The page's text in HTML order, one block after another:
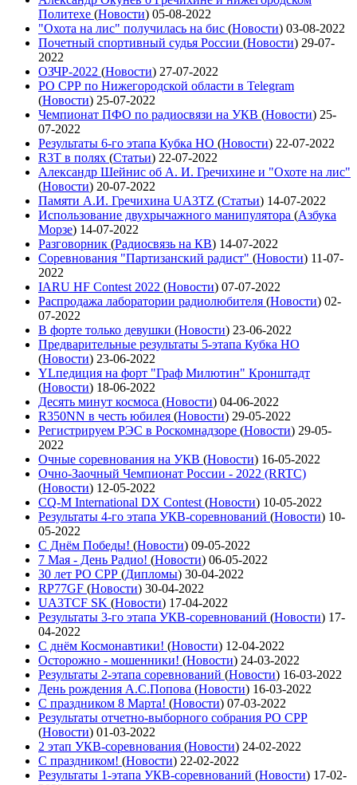
Политехе (Новости) 05-08-2022
"Охота на лис" получилась на бис (Новости) 03-08-2022
Почетный спортивный судья России (Новости) 29-07-
2022
ОЗЧР-2022 (Новости) 27-07-2022
РО СРР по Нижегородской области в Telegram
(Новости) 25-07-2022
Чемпионат ПФО по радиосвязи на УКВ (Новости) 25-
07-2022
Результаты 6-го этапа Кубка НО (Новости) 22-07-2022
R3T в полях (Статьи) 22-07-2022
Александр Шейнис об А. И. Гречихине и "Охоте на лис"
(Новости) 20-07-2022
Памяти А.И. Гречихина UA3TZ (Статьи) 14-07-2022
Использование двухрычажного манипулятора (Азбука
Морзе) 14-07-2022
Разговорник (Радиосвязь на КВ) 14-07-2022
Соревнования "Партизанский радист" (Новости) 11-07-
2022
IARU HF Contest 2022 (Новости) 07-07-2022
Распродажа лаборатории радиолюбителя (Новости) 02-
07-2022
В форте только девушки (Новости) 23-06-2022
Предварительные результаты 5-этапа Кубка НО
(Новости) 23-06-2022
YLпедиция на форт "Граф Милютин" Кронштадт
(Новости) 18-06-2022
Десять минут космоса (Новости) 04-06-2022
R350NN в честь юбилея (Новости) 29-05-2022
Регистрируем РЭС в Роскомнадзоре (Новости) 29-05-
2022
Очные соревнования на УКВ (Новости) 16-05-2022
Очно-Заочный Чемпионат России - 2022 (RRTC)
(Новости) 12-05-2022
CQ-M International DX Contest (Новости) 10-05-2022
Результаты 4-го этапа УКВ-соревнований (Новости) 10-
05-2022
С Днём Победы! (Новости) 09-05-2022
7 Мая - День Радио! (Новости) 06-05-2022
30 лет РО СРР (Дипломы) 30-04-2022
RP77GF (Новости) 30-04-2022
UA3TCF SK (Новости) 17-04-2022
Результаты 3-го этапа УКВ-соревнований (Новости) 17-
04-2022
С днём Космонавтики! (Новости) 12-04-2022
Осторожно - мошенники! (Новости) 24-03-2022
Результаты 2-этапа соревнований (Новости) 16-03-2022
День рождения А.С.Попова (Новости) 16-03-2022
С праздником 8 Марта! (Новости) 07-03-2022
Результаты отчетно-выборного собрания РО СРР
(Новости) 01-03-2022
2 этап УКВ-соревнования (Новости) 24-02-2022
С праздником! (Новости) 22-02-2022
Результаты 1-этапа УКВ-соревнований (Новости) 17-02-